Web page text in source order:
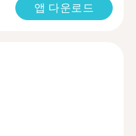
앱 다운로드